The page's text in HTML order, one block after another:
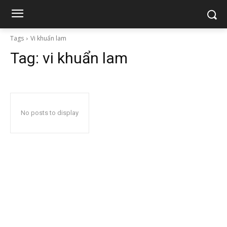
Tags Vi khuẩn lam
Tag: vi khuẩn lam
No posts to display